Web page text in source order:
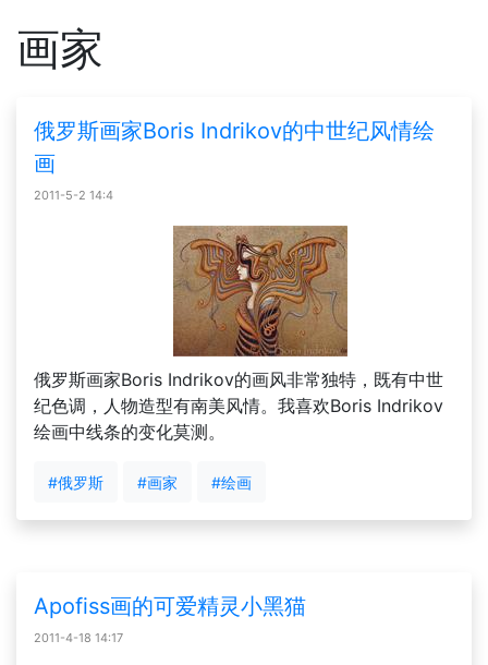
画家
俄罗斯画家Boris Indrikov的中世纪风情绘
画
2011-5-2 14:4
俄罗斯画家Boris Indrikov的画风非常独特，既有中世
纪色调，人物造型有南美风情。我喜欢Boris Indrikov
绘画中线条的变化莫测。
#俄罗斯 #画家 #绘画
Apofiss画的可爱精灵小黑猫
2011-4-18 14:17